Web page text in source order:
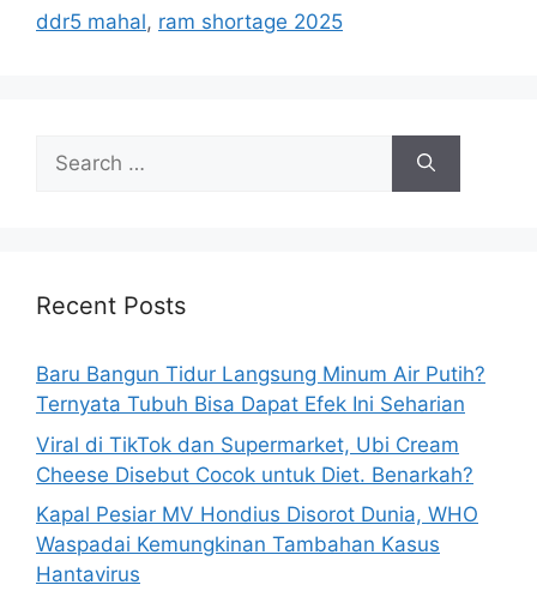
s
ddr5 mahal, ram shortage 2025
h
r
:
Recent Posts
Baru Bangun Tidur Langsung Minum Air Putih?
Ternyata Tubuh Bisa Dapat Efek Ini Seharian
Viral di TikTok dan Supermarket, Ubi Cream
Cheese Disebut Cocok untuk Diet. Benarkah?
Kapal Pesiar MV Hondius Disorot Dunia, WHO
Waspadai Kemungkinan Tambahan Kasus
Hantavirus